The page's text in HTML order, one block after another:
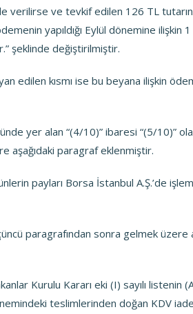
verilirse ve tevkif edilen 126 TL
yapıldığı Eylül dönemine ilişkin
şeklinde değiştirilmiştir.
edilen kısmı ise bu beyana ilişkin
yer alan “(4/10)” ibaresi “(5/10)”
aşağıdaki paragraf eklenmiştir.
payları Borsa İstanbul A.Ş.’de
paragrafından sonra gelmek üzere
Kurulu Kararı eki (I) sayılı listenin
teslimlerinden doğan KDV